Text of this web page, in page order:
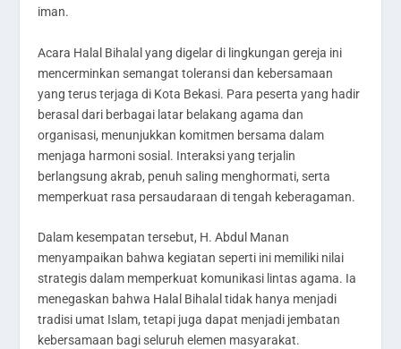
iman.
Acara Halal Bihalal yang digelar di lingkungan gereja ini
mencerminkan semangat toleransi dan kebersamaan
yang terus terjaga di Kota Bekasi. Para peserta yang hadir
berasal dari berbagai latar belakang agama dan
organisasi, menunjukkan komitmen bersama dalam
menjaga harmoni sosial. Interaksi yang terjalin
berlangsung akrab, penuh saling menghormati, serta
memperkuat rasa persaudaraan di tengah keberagaman.
Dalam kesempatan tersebut, H. Abdul Manan
menyampaikan bahwa kegiatan seperti ini memiliki nilai
strategis dalam memperkuat komunikasi lintas agama. Ia
menegaskan bahwa Halal Bihalal tidak hanya menjadi
tradisi umat Islam, tetapi juga dapat menjadi jembatan
kebersamaan bagi seluruh elemen masyarakat.